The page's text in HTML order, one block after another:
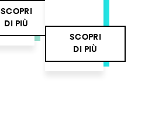
SCOPRI
DI PIÙ
SCOPRI
DI PIÙ